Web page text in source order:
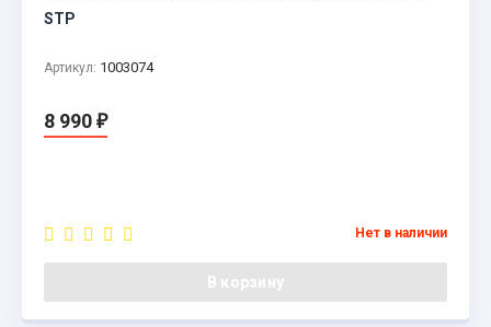
STP
Артикул: 1003074
8 990 ₽
Нет в наличии
В корзину